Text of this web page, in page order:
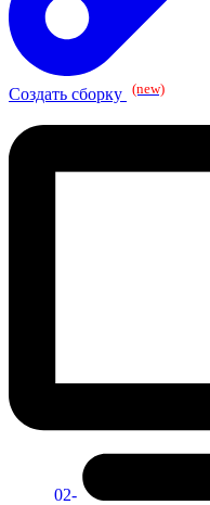
Создать сборку (new)
02-